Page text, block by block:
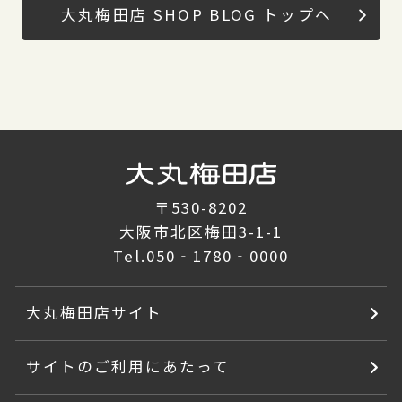
大丸梅田店 SHOP BLOG トップへ
〒530-8202
大阪市北区梅田3-1-1
Tel.050‐1780‐0000
大丸梅田店サイト
サイトのご利用にあたって